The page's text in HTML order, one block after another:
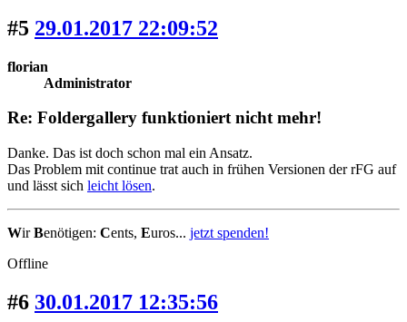
#5 29.01.2017 22:09:52
florian
Administrator
Re: Foldergallery funktioniert nicht mehr!
Danke. Das ist doch schon mal ein Ansatz.
Das Problem mit continue trat auch in frühen Versionen der rFG auf
und lässt sich leicht lösen.
WirBenötigen: Cents, Euros... jetzt spenden!
Offline
#6 30.01.2017 12:35:56